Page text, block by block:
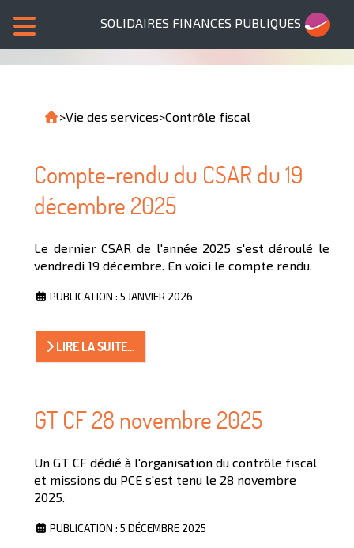
SOLIDAIRES FINANCES PUBLIQUES
>Vie des services>Contrôle fiscal
Compte-rendu du CSAR du 19
décembre 2025
Le dernier CSAR de l'année 2025 s'est déroulé le
vendredi 19 décembre. En voici le compte rendu.
PUBLICATION : 5 JANVIER 2026
LIRE LA SUITE...
GT CF 28 novembre 2025
Un GT CF dédié à l'organisation du contrôle fiscal
et missions du PCE s'est tenu le 28 novembre
2025.
PUBLICATION : 5 DÉCEMBRE 2025